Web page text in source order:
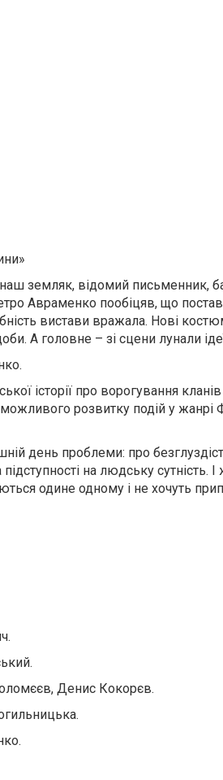
земляк, відомий письменник,
Авраменко пообіцяв, що
вистави вражала. Нові
А головне – зі сцени лунали
історії про ворогування кланів
розвитку подій у жанрі
день проблеми: про
на людську сутність.
одине одному і не хочуть
Денис Кокорєв.